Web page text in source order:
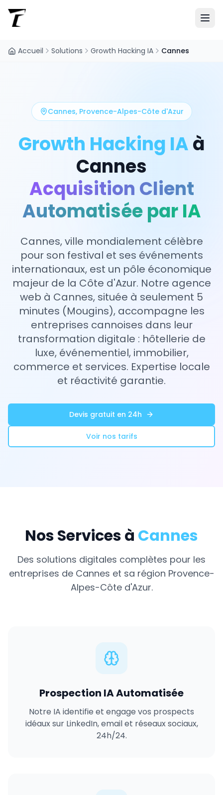
Accueil Solutions Growth Hacking IA Cannes
Cannes, Provence-Alpes-Côte d'Azur
Growth Hacking IAà
Cannes
Acquisition Client
Automatisée par IA
Cannes, ville mondialement célèbre
pour son festival et ses événements
internationaux, est un pôle économique
majeur de la Côte d'Azur. Notre agence
web à Cannes, située à seulement 5
minutes (Mougins), accompagne les
entreprises cannoises dans leur
transformation digitale : hôtellerie de
luxe, événementiel, immobilier,
commerce et services. Expertise locale
et réactivité garantie.
Devis gratuit en 24h
Voir nos tarifs
Nos Services à Cannes
Des solutions digitales complètes pour les
entreprises de Cannes et sa région Provence-
Alpes-Côte d'Azur.
Prospection IA Automatisée
Notre IA identifie et engage vos prospects
idéaux sur LinkedIn, email et réseaux sociaux,
24h/24.